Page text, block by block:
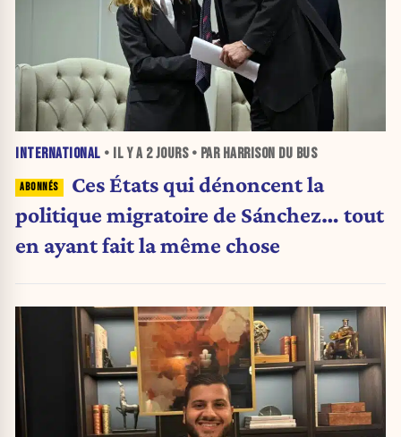
INTERNATIONAL • IL Y A 2 JOURS• PAR HARRISON DU BUS
Ces États qui dénoncent la
politique migratoire de Sánchez… tout
en ayant fait la même chose